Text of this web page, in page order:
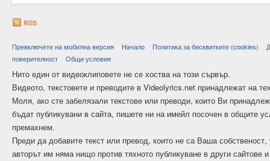
RSS
Превключете на мобилна версия Начало Политика за бисквитките (cookies)
поверителност
Общи условия
Нито един от видеоклиповете не се хоства на този сървър.
Видеото, текстовете и преводите в Videolyrics.net принадлежат на
Моля, ако сте забелязали текстове или преводи, които Ви
бъдат публикувани в сайта, пишете ни на имейл посочен в общите
премахнем.
Преди да добавите текст или превод, които не са Ваша собственост,
авторът им няма нищо против тяхното публикуване в други сайтове